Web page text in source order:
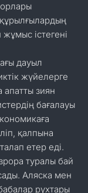
жұмыс істегені
дауыл
жүйелерге
зиян
бағалауы
қалпына
етер еді.
туралы бай
Аляска мен
рухтары